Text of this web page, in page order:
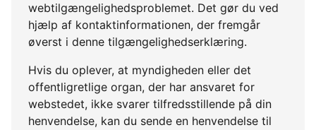
webtilgængelighedsproblemet. Det gør du ved
hjælp af kontaktinformationen, der fremgår
øverst i denne tilgængelighedserklæring.
Hvis du oplever, at myndigheden eller det
offentligretlige organ, der har ansvaret for
webstedet, ikke svarer tilfredsstillende på din
henvendelse, kan du sende en henvendelse til